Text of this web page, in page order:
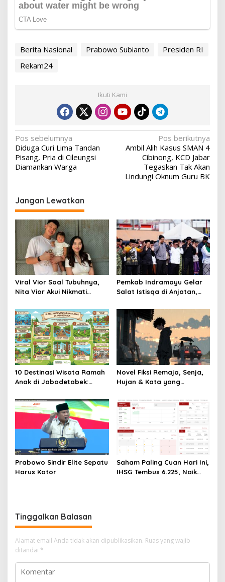
Berita Nasional Prabowo Subianto
Presiden RI
Rekam24
Ikuti Kami
Navigasi
pos
Pos sebelumnya
Diduga Curi Lima Tandan
Pisang, Pria di Cileungsi
Diamankan Warga
Pos berikutnya
Ambil Alih Kasus SMAN 4
Cibinong, KCD Jabar
Tegaskan Tak Akan
Lindungi Oknum Guru BK
Jangan Lewatkan
Viral Vior Soal Tubuhnya,
Nita Vior Akui Nikmati
Pemkab Indramayu Gelar
Salat Istisqa di Anjatan,
Masyarakat Kuatkan
Ikhtiar Atasi Kekeringan
10 Destinasi Wisata Ramah
Anak di Jabodetabek:
Menyegarkan dan Penuh
Makna
Novel Fiksi Remaja, Senja,
Hujan & Kata yang
Prabowo Sindir Elite Sepatu
Harus Kotor
Saham Paling Cuan Hari Ini,
IHSG Tembus 6.225, Naik
Tinggalkan Balasan
Alamat email Anda tidak akan dipublikasikan. Ruas yang wajib
ditandai *